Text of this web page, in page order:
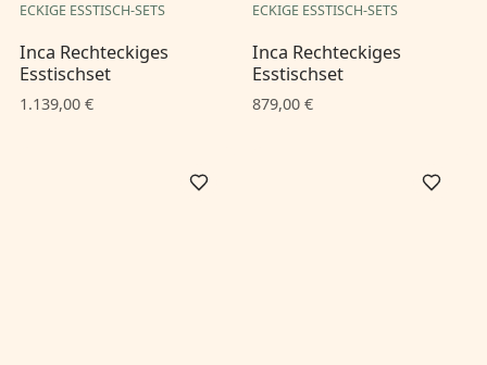
ECKIGE ESSTISCH-SETS
Inca Rechteckiges
Esstischset
1.139,00 €
ECKIGE ESSTISCH-SETS
Inca Rechteckiges
Esstischset
879,00 €